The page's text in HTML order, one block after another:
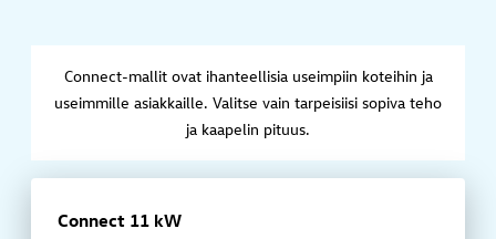
Connect-mallit ovat ihanteellisia useimpiin koteihin ja
useimmille asiakkaille. Valitse vain tarpeisiisi sopiva teho
ja kaapelin pituus.
Connect 11 kW